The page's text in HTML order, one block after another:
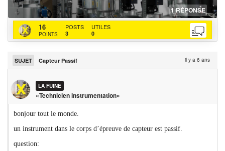
1RÉPONSE
26-
03-
16
POINTS
POSTS
3
UTILES
0
SUJET Capteur Passif il y a 6 ans
LA FUINE
«Technicien instrumentation»
bonjour tout le monde.
un instrument dans le corps d’épreuve de capteur est passif.
question: